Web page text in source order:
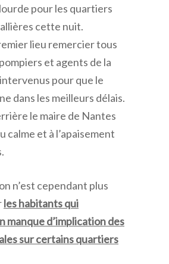
pour les quartiers
cette nuit.
lieu remercier tous
et agents de la
pour que le
dans les meilleurs délais.
le maire de Nantes
calme et à l’apaisement
n’est cependant plus
les habitants qui
manque d’implication des
sur certains quartiers